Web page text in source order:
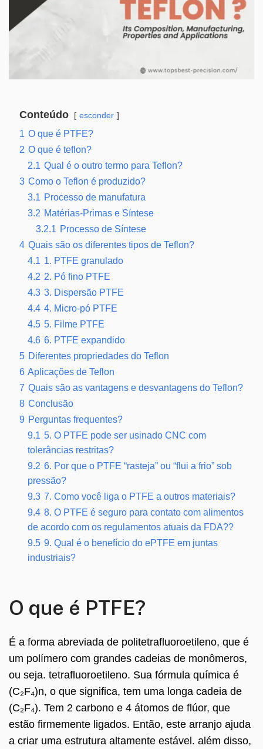
Conteúdo esconder
1 O que é PTFE?
2 O que é teflon?
2.1 Qual é o outro termo para Teflon?
3 Como o Teflon é produzido?
3.1 Processo de manufatura
3.2 Matérias-Primas e Síntese
3.2.1 Processo de Síntese
4 Quais são os diferentes tipos de Teflon?
4.1 1. PTFE granulado
4.2 2. Pó fino PTFE
4.3 3. Dispersão PTFE
4.4 4. Micro-pó PTFE
4.5 5. Filme PTFE
4.6 6. PTFE expandido
5 Diferentes propriedades do Teflon
6 Aplicações de Teflon
7 Quais são as vantagens e desvantagens do Teflon?
8 Conclusão
9 Perguntas frequentes?
9.1 5. O PTFE pode ser usinado CNC com
tolerâncias restritas?
9.2 6. Por que o PTFE “rasteja” ou “flui a frio” sob
pressão?
9.3 7. Como você liga o PTFE a outros materiais?
9.4 8. O PTFE é seguro para contato com alimentos
de acordo com os regulamentos atuais da FDA??
9.5 9. Qual é o benefício do ePTFE em juntas
industriais?
O que é PTFE?
É a forma abreviada de politetrafluoroetileno, que é
um polímero com grandes cadeias de monômeros,
ou seja. tetrafluoroetileno. Sua fórmula química é
(C₂F₄)n, o que significa, tem uma longa cadeia de
(C₂F₄). Tem 2 carbono e 4 átomos de flúor, que
estão firmemente ligados. Então, este arranjo ajuda
a criar uma estrutura altamente estável. além disso,